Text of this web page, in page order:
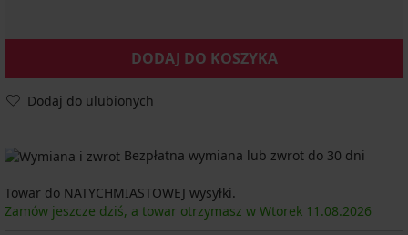
DODAJ DO KOSZYKA
Dodaj do ulubionych
Bezpłatna wymiana lub zwrot do 30 dni
Towar do NATYCHMIASTOWEJ wysyłki.
Zamów jeszcze dziś, a towar otrzymasz w Wtorek 11.08.2026